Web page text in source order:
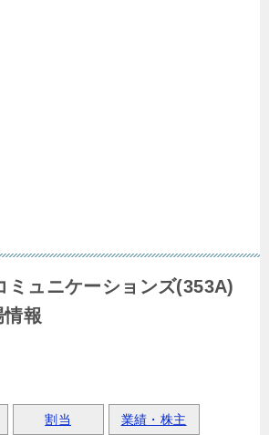
ミュニケーションズ(353A)
報
割当 業績・株主